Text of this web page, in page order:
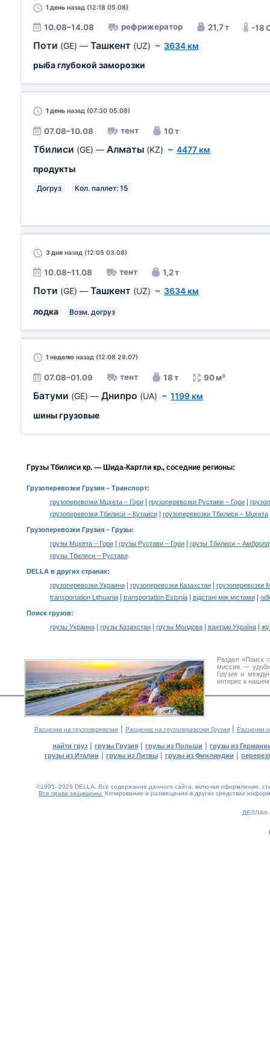
1 день назад (12:18 05.08)
10.08–14.08 рефрижератор 21,7 т -18
Поти (GE) — Ташкент (UZ) ~ 3634 км
рыба глубокой заморозки
1 день назад (07:30 05.08)
07.08–10.08 тент 10 т
Тбилиси (GE) — Алматы (KZ) ~ 4477 км
продукты
Догруз Кол. паллет: 15
3 дня назад (12:05 03.08)
10.08–11.08 тент 1,2 т
Поти (GE) — Ташкент (UZ) ~ 3634 км
лодка
Возм. догруз
1 неделю назад (12:08 29.07)
07.08–01.09 тент 18 т 90 м³
Батуми (GE) — Днипро (UA) ~ 1199 км
шины грузовые
Грузы Тбилиси кр. — Шида-Картли кр., соседние регионы:
Грузоперевозки Грузия– Транспорт:
грузоперевозки Мцхета – Гори| грузоперевозки Рустави – Гори|
грузоперевозки Тбилиси – Кутаиси| грузоперевозки Тбилиси – Мцхета
Грузоперевозки Грузия – Грузы:
грузы Мцхета – Гори| грузы Рустави – Гори|
грузы Тбилиси –
грузы Тбилиси – Рустави
DELLA в других странах:
грузоперевозки Украина| грузоперевозки Казахстан|
грузоперевозки
transportation Lithuania| transportation Estonia| відстані між містами|
Поиск грузов:
грузы Украина| грузы Казахстан| грузы Молдова| вантажі Україна|
Раздел «Поиск
миссия —
Грузия и
интерес к
Расценки на грузоперевозки | Расценки на грузоперевозки Грузия| Расценки
найти груз | грузы Грузия | грузы из Польши | грузы из
грузы из Италии | грузы из Литвы| грузы из Финляндии |
©1995–2026 DELLA. Все содержание данного сайта, включая оформление,
Все права защищены. Копирование и размещение в других средствах